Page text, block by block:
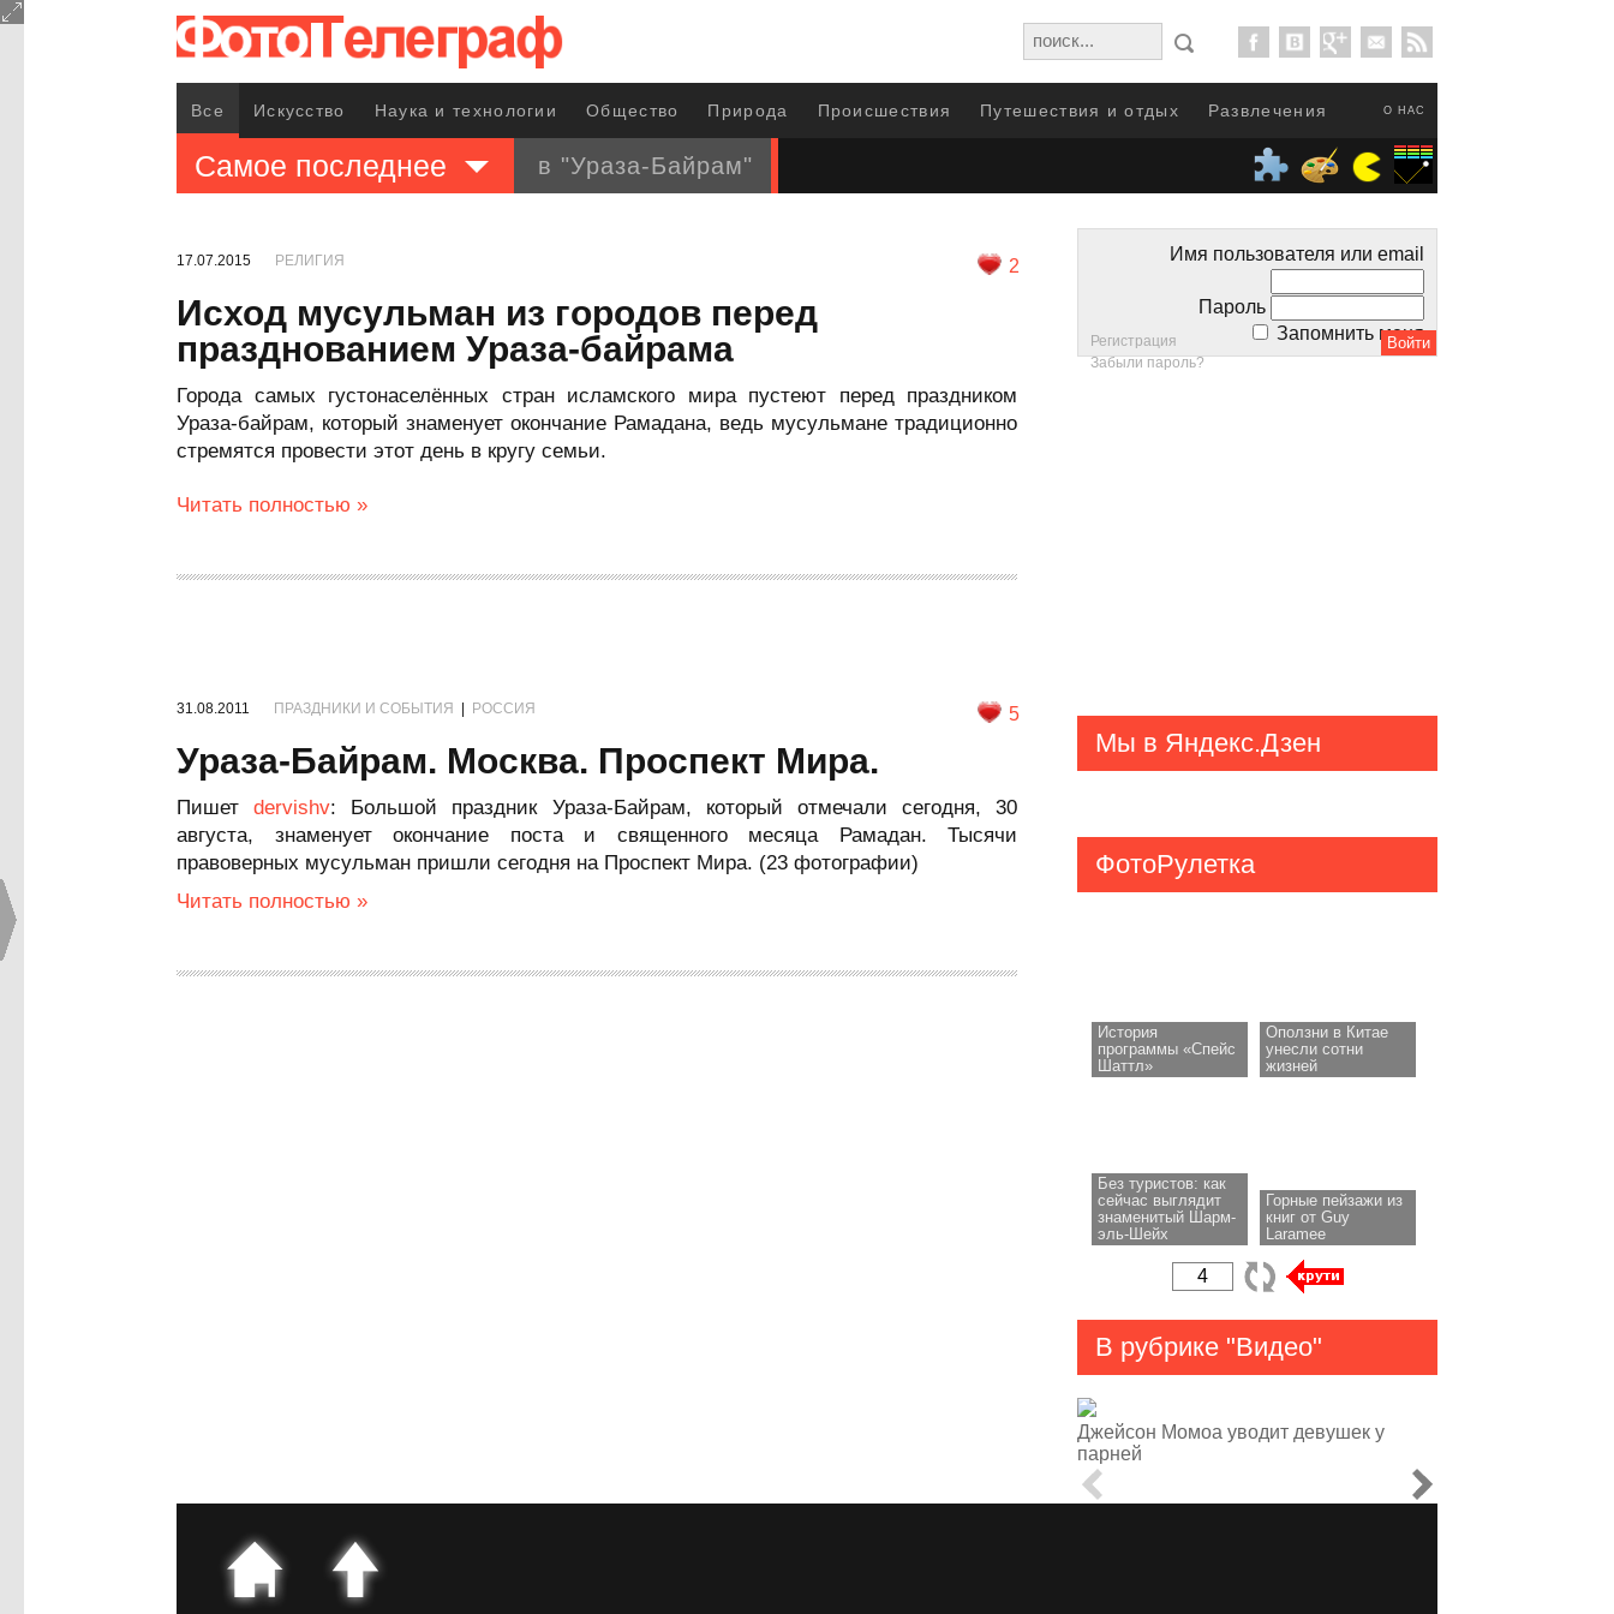
О НАС
Все Искусство Наука и технологии Общество Природа Происшествия Путешествия и отдых Развлечения
Самое последнее в "Ураза-Байрам"
17.07.2015 РЕЛИГИЯ 2
Исход мусульман из городов перед
празднованием Ураза-байрама
Города самых густонаселённых стран исламского мира пустеют перед праздником
Ураза-байрам, который знаменует окончание Рамадана, ведь мусульмане традиционно
стремятся провести этот день в кругу семьи.
Читать полностью »
31.08.2011 ПРАЗДНИКИ И СОБЫТИЯ РОССИЯ 5
Ураза-Байрам. Москва. Проспект Мира.
Пишетdervishv: Большой праздник Ураза-Байрам, который отмечали сегодня, 30
августа, знаменует окончание поста и священного месяца Рамадан. Тысячи
правоверных мусульман пришли сегодня на Проспект Мира. (23 фотографии)
Читать полностью »
Имя пользователя или email
Пароль
Запомнить меня
Регистрация
Забыли пароль?
Мы в Яндекс.Дзен
ФотоРулетка
История
программы «Спейс
Шаттл»
Оползни в Китае
унесли сотни
жизней
Без туристов: как
сейчас выглядит
знаменитый Шарм-
эль-Шейх
Горные пейзажи из
книг от Guy
Laramee
В рубрике "Видео"
Джейсон Момоа уводит девушек у
парней